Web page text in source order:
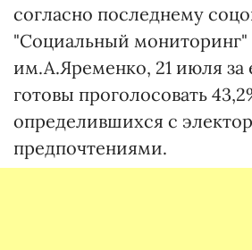
согласно последнему
"Социальный
им.А.Яременко, 21 июля за
готовы проголосовать
определившихся с
предпочтениями.